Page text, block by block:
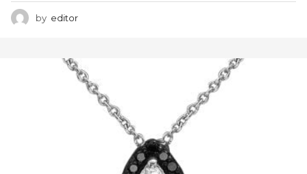
by editor